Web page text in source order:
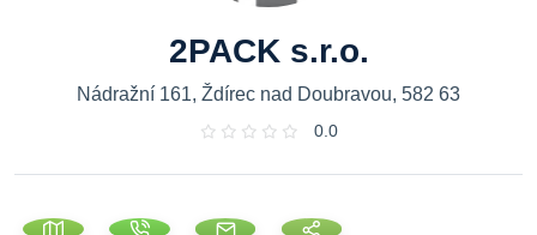
2PACK s.r.o.
Nádražní 161, Ždírec nad Doubravou, 582 63
0.0